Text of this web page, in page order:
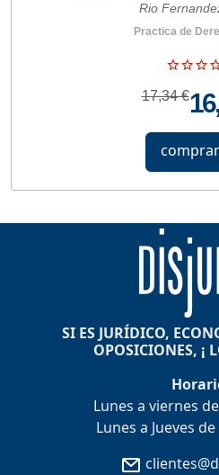
Rio
Practica de
17,34 €
comprar
SI ES JURÍDICO,
OPOSICIONES, ¡
Lunes a viernes
Lunes a Jueves